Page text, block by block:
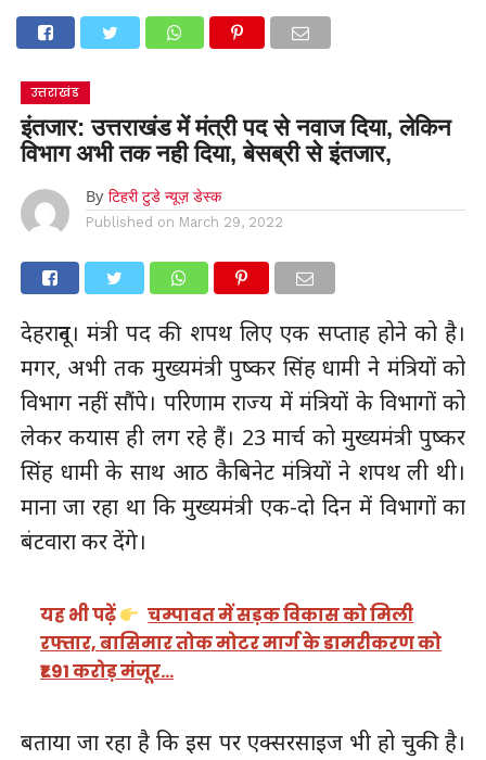
उत्तराखंड
इंतजार: उत्तराखंड में मंत्री पद से नवाज दिया, लेकिन
विभाग अभी तक नही दिया, बेसब्री से इंतजार,
By टिहरी टुडे न्यूज़ डेस्क
Published on March 29, 2022
देहरादून। मंत्री पद की शपथ लिए एक सप्ताह होने को है।
मगर, अभी तक मुख्यमंत्री पुष्कर सिंह धामी ने मंत्रियों को
विभाग नहीं सौंपे। परिणाम राज्य में मंत्रियों के विभागों को
लेकर कयास ही लग रहे हैं। 23 मार्च को मुख्यमंत्री पुष्कर
सिंह धामी के साथ आठ कैबिनेट मंत्रियों ने शपथ ली थी।
माना जा रहा था कि मुख्यमंत्री एक-दो दिन में विभागों का
बंटवारा कर देंगे।
यह भी पढ़ें
चम्पावत में सड़क विकास को मिली
रफ्तार, बासिमार तोक मोटर मार्ग के डामरीकरण को
₹1.91 करोड़ मंजूर…
बताया जा रहा है कि इस पर एक्सरसाइज भी हो चुकी है।